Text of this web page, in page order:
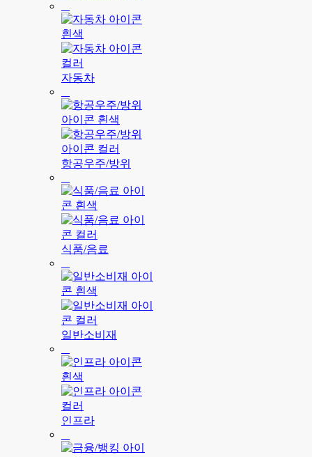
자동차
항공우주/방위
식품/음료
일반소비재
인프라